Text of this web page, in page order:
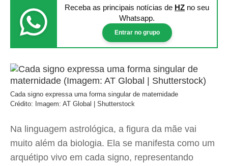
Receba as principais notícias de HZ no seu
Whatsapp.
Entrar no grupo
Cada signo expressa uma forma singular de maternidade
Crédito: Imagem: AT Global | Shutterstock
Na linguagem astrológica, a figura da mãe vai
muito além da biologia. Ela se manifesta como um
arquétipo vivo em cada signo, representando